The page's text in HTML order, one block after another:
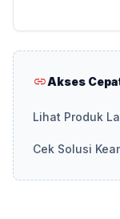
linkAkses
Lihat Produk
Cek Solusi